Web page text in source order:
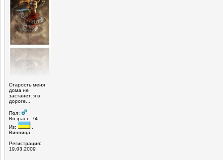
Старость меня
дома не
застанет, я в
дороге...
Пол:
Возраст: 74
Из:
Винница
Регистрация:
19.03.2009